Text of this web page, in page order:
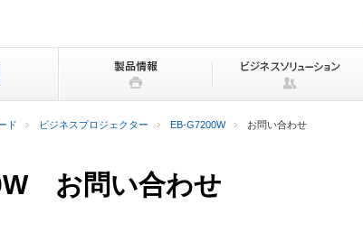
ビ
ョ
ド ビジネスプロジェクター EB-G7200W お問い合わせ
お問い合わせ